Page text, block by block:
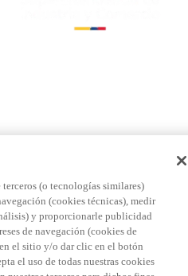
(o tecnologías similares)
(cookies técnicas), medir
y proporcionarle publicidad
de navegación (cookies de
el sitio y/o dar clic en el botón
el uso de todas nuestras cookies